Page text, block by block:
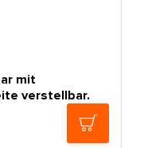
mit
verstellbar.